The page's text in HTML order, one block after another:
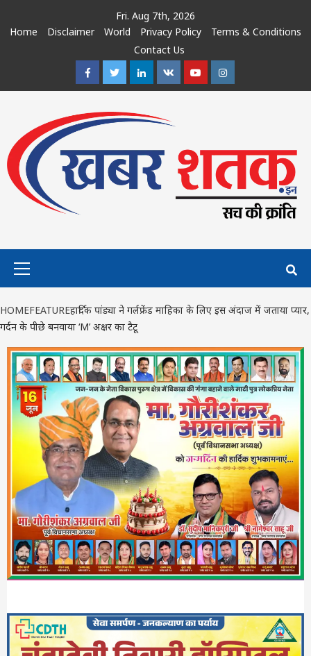
Fri. Aug 7th, 2026
Home
Disclaimer World Privacy Policy
Terms & Conditions
Contact Us
FacebookTwitterLinkedin
VK YoutubeInstagram
HOMEFEATUREहार्दिक पांड्या ने गर्लफ्रेंड माहिका के लिए इस अंदाज में जताया प्यार,
गर्दन के पीछे बनवाया ‘M’ अक्षर का टैटू